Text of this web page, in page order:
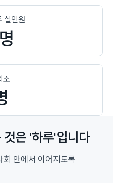
실인원
소
은 '하루'입니다
회 안에서 이어지도록